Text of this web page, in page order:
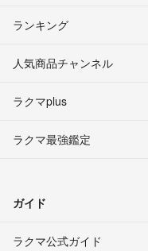
ランキング
人気商品チャンネル
ラクマplus
ラクマ最強鑑定
ガイド
ラクマ公式ガイド